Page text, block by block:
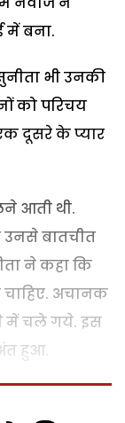
में बना.
भी उनकी
को परिचय
दूसरे के प्यार
आती थी.
बातचीत
ने कहा कि
चाहिए. अचानक
में चले गये. इस
हुआ.